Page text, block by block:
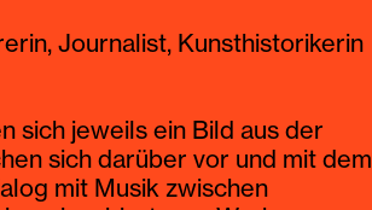
eigens entwickelte
viele Jahre in Vorarlberg
Peter Madsen.
Journalist, Kunsthistorikerin
sich jeweils ein Bild aus der
sich darüber vor und mit dem
mit Musik zwischen